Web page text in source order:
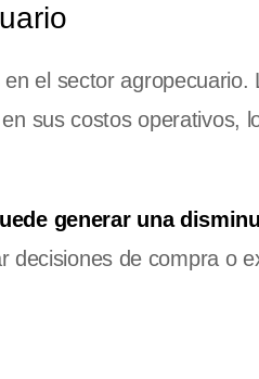
el sector agropecuario.
sus costos operativos,
generar una
de compra o